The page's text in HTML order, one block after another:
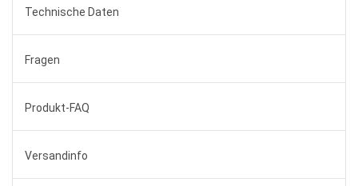
Technische Daten
Fragen
Produkt-FAQ
Versandinfo